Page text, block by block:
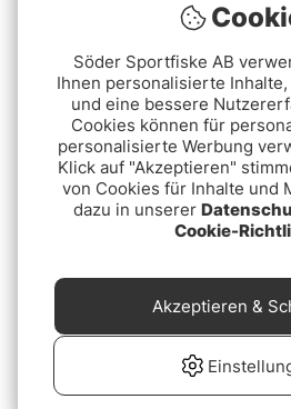
Bewertung:(4)5.0 von 5 Sternen
Nays LPR
ab €17.99
Söder Sportfiske AB
Ihnen personalisierte
und eine bessere
Cookies können für
personalisierte Werbung
Klick auf "Akzeptieren"
von Cookies für Inhalte und
dazu in unserer
Cookie-
Akzeptieren &